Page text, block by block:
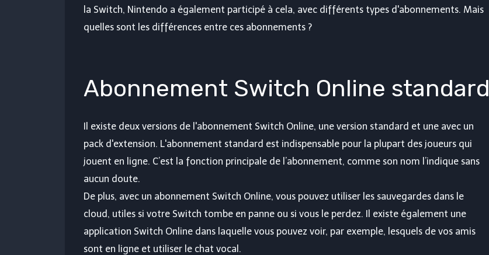
la Switch, Nintendo a également participé à cela, avec différents types d'abonnements. Mais
quelles sont les différences entre ces abonnements ?
Abonnement Switch Online standard
Il existe deux versions de l'abonnement Switch Online, une version standard et une avec un
pack d'extension. L'abonnement standard est indispensable pour la plupart des joueurs qui
jouent en ligne. C’est la fonction principale de l’abonnement, comme son nom l’indique sans
aucun doute.
De plus, avec un abonnement Switch Online, vous pouvez utiliser les sauvegardes dans le
cloud, utiles si votre Switch tombe en panne ou si vous le perdez. Il existe également une
application Switch Online dans laquelle vous pouvez voir, par exemple, lesquels de vos amis
sont en ligne et utiliser le chat vocal.